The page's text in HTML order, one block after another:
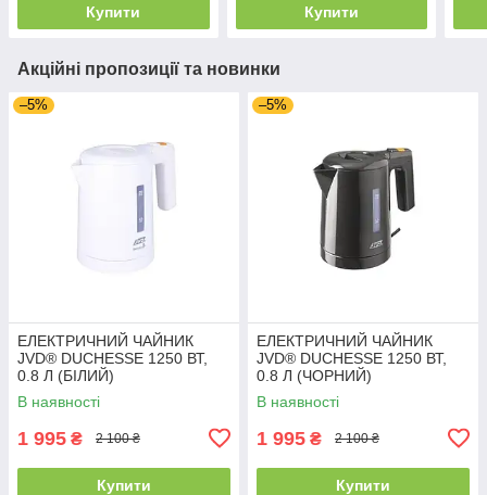
Купити Купити
Акційні пропозиції та новинки
–5%
ЕЛЕКТРИЧНИЙ ЧАЙНИК
JVD® DUCHESSE 1250 ВТ,
0.8 Л (БІЛИЙ)
В наявності
1 995 ₴ 2 100 ₴
Купити
–5%
ЕЛЕКТРИЧНИЙ ЧАЙНИК
JVD® DUCHESSE 1250 ВТ,
0.8 Л (ЧОРНИЙ)
В наявності
1 995 ₴ 2 100 ₴
Купити